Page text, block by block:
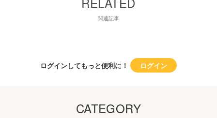
関連記事
ログインしてもっと便利に！ ログイン
CATEGORY